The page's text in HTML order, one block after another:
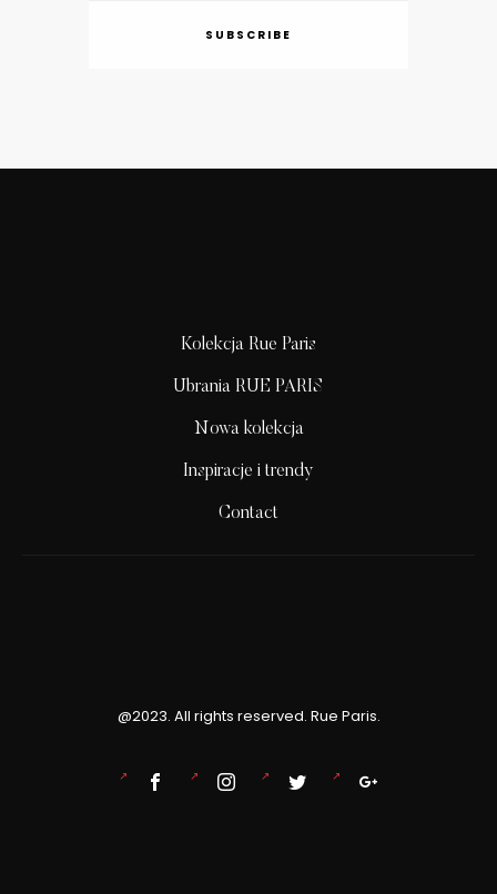
SUBSCRIBE
Kolekcja Rue Paris
Ubrania RUE PARIS
Nowa kolekcja
Inspiracje i trendy
Contact
@2023. All rights reserved. Rue Paris.